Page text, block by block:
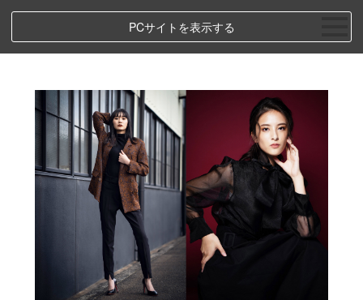
PCサイトを表示する